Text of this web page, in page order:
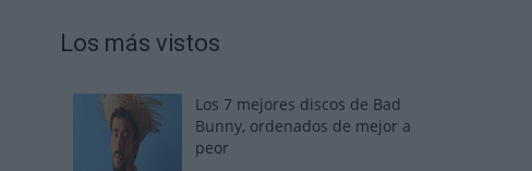
Los más vistos
Los 7 mejores discos de Bad
Bunny, ordenados de mejor a
peor